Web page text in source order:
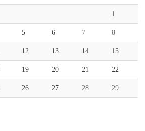
1
5 6 7 8
12 13 14 15
19 20 21 22
26 27 28 29